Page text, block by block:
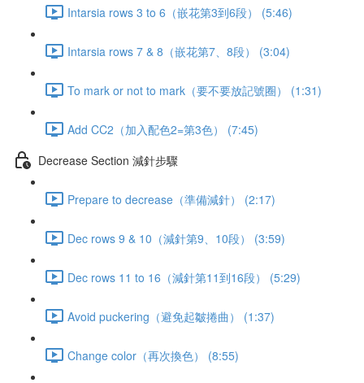
Intarsia rows 3 to 6（嵌花第3到6段） (5:46)
Intarsia rows 7 & 8（嵌花第7、8段） (3:04)
To mark or not to mark（要不要放記號圈） (1:31)
Add CC2（加入配色2=第3色） (7:45)
Decrease Section 減針步驟
Prepare to decrease（準備減針） (2:17)
Dec rows 9 & 10（減針第9、10段） (3:59)
Dec rows 11 to 16（減針第11到16段） (5:29)
Avoid puckering（避免起皺捲曲） (1:37)
Change color（再次換色） (8:55)